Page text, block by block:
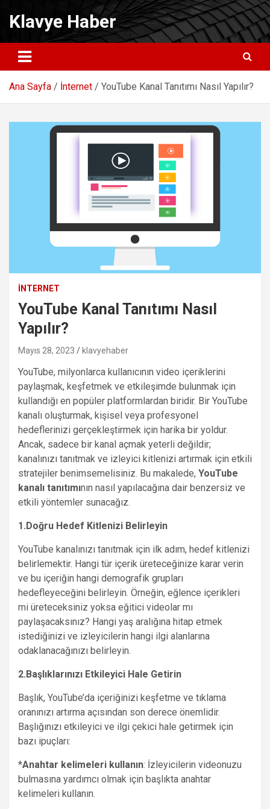
Klavye Haber
Ana Sayfa İnternet YouTube Kanal Tanıtımı Nasıl Yapılır?
İNTERNET
YouTube Kanal Tanıtımı Nasıl
Yapılır?
Mayıs 28, 2023 klavyehaber
YouTube, milyonlarca kullanıcının video içeriklerini
paylaşmak, keşfetmek ve etkileşimde bulunmak için
kullandığı en popüler platformlardan biridir. Bir YouTube
kanalı oluşturmak, kişisel veya profesyonel
hedeflerinizi gerçekleştirmek için harika bir yoldur.
Ancak, sadece bir kanal açmak yeterli değildir;
kanalınızı tanıtmak ve izleyici kitlenizi artırmak için etkili
stratejiler benimsemelisiniz. Bu makalede, YouTube
kanalı tanıtımının nasıl yapılacağına dair benzersiz ve
etkili yöntemler sunacağız.
1.Doğru Hedef Kitlenizi Belirleyin
YouTube kanalınızı tanıtmak için ilk adım, hedef kitlenizi
belirlemektir. Hangi tür içerik üreteceğinize karar verin
ve bu içeriğin hangi demografik grupları
hedefleyeceğini belirleyin. Örneğin, eğlence içerikleri
mi üreteceksiniz yoksa eğitici videolar mı
paylaşacaksınız? Hangi yaş aralığına hitap etmek
istediğinizi ve izleyicilerin hangi ilgi alanlarına
odaklanacağınızı belirleyin.
2.Başlıklarınızı Etkileyici Hale Getirin
Başlık, YouTube’da içeriğinizi keşfetme ve tıklama
oranınızı artırma açısından son derece önemlidir.
Başlığınızı etkileyici ve ilgi çekici hale getirmek için
bazı ipuçları:
*Anahtar kelimeleri kullanın: İzleyicilerin videonuzu
bulmasına yardımcı olmak için başlıkta anahtar
kelimeleri kullanın.